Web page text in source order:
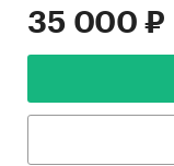
35 000 ₽